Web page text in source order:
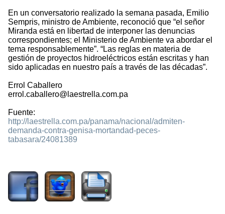
En un conversatorio realizado la semana pasada, Emilio
Sempris, ministro de Ambiente, reconoció que “el señor
Miranda está en libertad de interponer las denuncias
correspondientes; el Ministerio de Ambiente va abordar el
tema responsablemente”. “Las reglas en materia de
gestión de proyectos hidroeléctricos están escritas y han
sido aplicadas en nuestro país a través de las décadas”.
Errol Caballero
errol.caballero@laestrella.com.pa
Fuente:
http://laestrella.com.pa/panama/nacional/admiten-
demanda-contra-genisa-mortandad-peces-
tabasara/24081389